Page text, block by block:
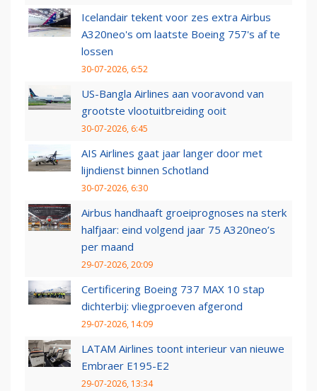
Icelandair tekent voor zes extra Airbus
A320neo's om laatste Boeing 757's af te
lossen
30-07-2026, 6:52
US-Bangla Airlines aan vooravond van
grootste vlootuitbreiding ooit
30-07-2026, 6:45
AIS Airlines gaat jaar langer door met
lijndienst binnen Schotland
30-07-2026, 6:30
Airbus handhaaft groeiprognoses na sterk
halfjaar: eind volgend jaar 75 A320neo’s
per maand
29-07-2026, 20:09
Certificering Boeing 737 MAX 10 stap
dichterbij: vliegproeven afgerond
29-07-2026, 14:09
LATAM Airlines toont interieur van nieuwe
Embraer E195-E2
29-07-2026, 13:34